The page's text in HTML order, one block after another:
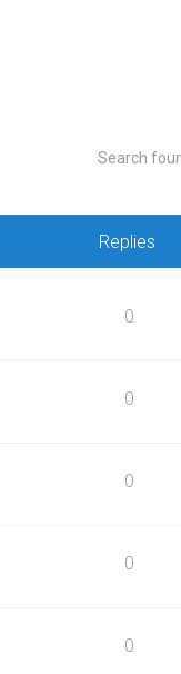
Search
Replies
0
0
0
0
0